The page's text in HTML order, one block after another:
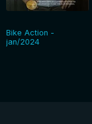
Bike Action -
jan/2024